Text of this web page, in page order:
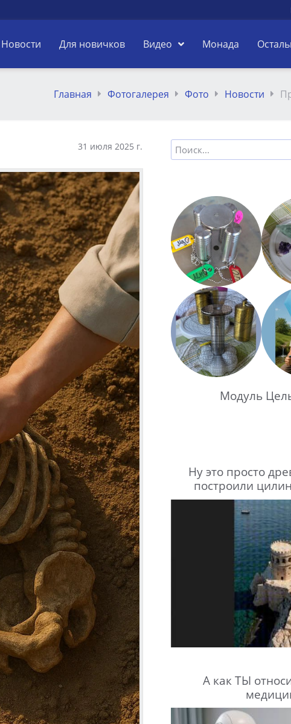
Новости Для новичков Видео Монада
Главная Фотогалерея Фото Новости
31 июля 2025 г.
Модуль
Ну это просто
построили
А как ТЫ